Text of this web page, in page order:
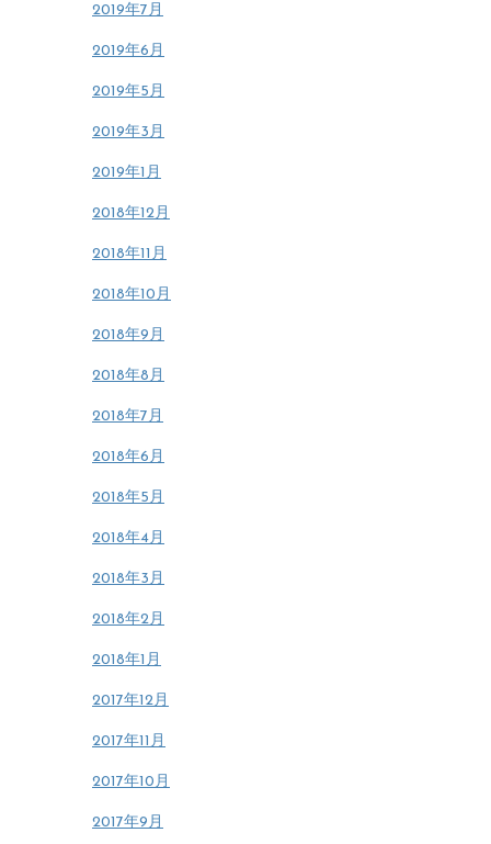
2019年7月
2019年6月
2019年5月
2019年3月
2019年1月
2018年12月
2018年11月
2018年10月
2018年9月
2018年8月
2018年7月
2018年6月
2018年5月
2018年4月
2018年3月
2018年2月
2018年1月
2017年12月
2017年11月
2017年10月
2017年9月